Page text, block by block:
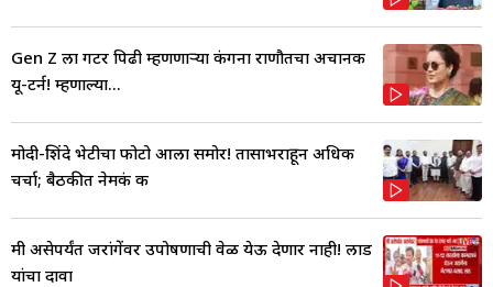
Gen Z ला गटर पिढी म्हणणाऱ्या कंगना राणौतचा अचानक
यू-टर्न! म्हणाल्या...
मोदी-शिंदे भेटीचा फोटो आला समोर! तासाभराहून अधिक
चर्चा; बैठकीत नेमकं क
मी असेपर्यंत जरांगेंवर उपोषणाची वेळ येऊ देणार नाही! लाड
यांचा दावा